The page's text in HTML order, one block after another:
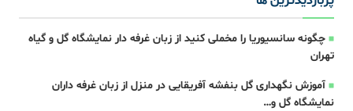
چگونه سانسیوریا را مخملی کنید از زبان غرفه دار نمایشگاه گل و گیاه
تهران
آموزش نگهداری گل بنفشه آفریقایی در منزل از زبان غرفه داران
نمایشگاه گل و…